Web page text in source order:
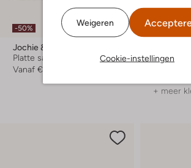
Weigeren
Cookie-instellingen
-50%
Jochie & Freaks
Platte sandalen
Vanaf € 31,99
-50%
Platte
+ meer